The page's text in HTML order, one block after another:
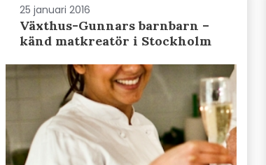
25 januari 2016
Växthus-Gunnars barnbarn –
känd matkreatör i Stockholm